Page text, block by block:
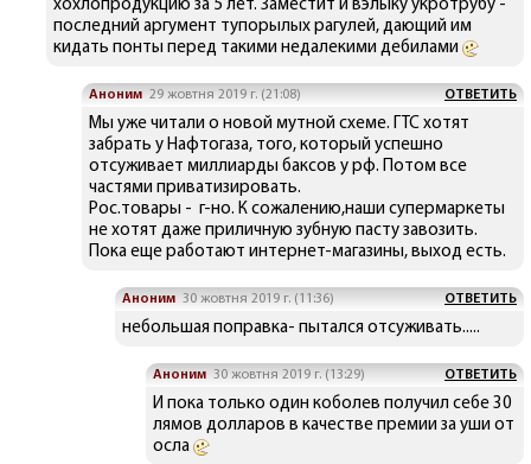
хохлопродукцию за 5 лет. Заместит и вэлыку укротрубу -
последний аргумент тупорылых рагулей, дающий им
кидать понты перед такими недалекими дебилами
Аноним 29 жовтня 2019 г. (21:08) ОТВЕТИТЬ
Мы уже читали о новой мутной схеме. ГТС хотят
забрать у Нафтогаза, того, который успешно
отсуживает миллиарды баксов у рф. Потом все
частями приватизировать.
Рос.товары - г-но. К сожалению,наши супермаркеты
не хотят даже приличную зубную пасту завозить.
Пока еще работают интернет-магазины, выход есть.
Аноним 30 жовтня 2019 г. (11:36) ОТВЕТИТЬ
небольшая поправка- пытался отсуживать.....
Аноним 30 жовтня 2019 г. (13:29) ОТВЕТИТЬ
И пока только один коболев получил себе 30
лямов долларов в качестве премии за уши от
осла